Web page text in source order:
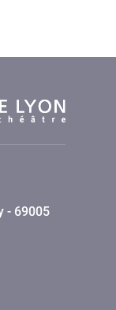
- 69005